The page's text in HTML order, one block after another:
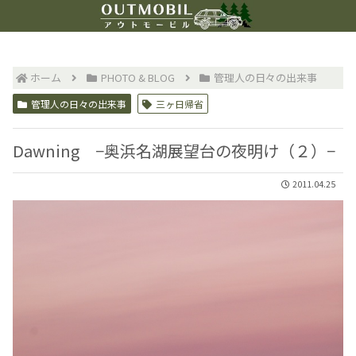
ホーム PHOTO & BLOG 管理人の日々の出来事
管理人の日々の出来事 三ヶ日帰省
Dawning −奥浜名湖展望台の夜明け（２）−
2011.04.25